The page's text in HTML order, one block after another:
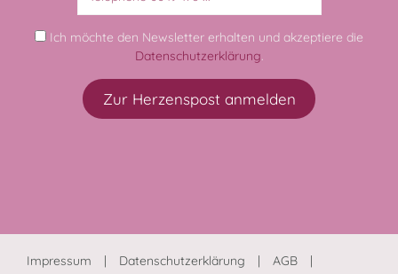
Ich möchte den Newsletter erhalten und akzeptiere die
Datenschutzerklärung.
Impressum Datenschutzerklärung
AGB